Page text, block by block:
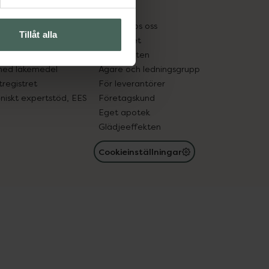
Tillåt alla
in gammal medicin
läkemedel
expertstöd, EES
Pressrum
Jobba hos oss
Hållbarhet
Samarbeten
Ägare och ledningsgrupp
För leverantörer
Företagskund
Eget apotek
Glädjeeffekten
Cookieinställningar